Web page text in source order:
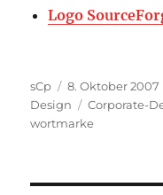
Logo
Autor
sCp
Veröffentlicht
am
8. Oktober 2007
Design
Corporate-
wortmarke